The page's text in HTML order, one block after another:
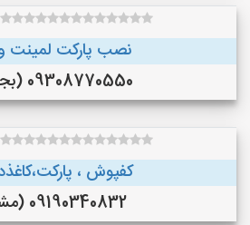
نصب پارکت لمینت و
09308770550 (بجنورد )
کفپوش ،
09190340832 (مشهد )